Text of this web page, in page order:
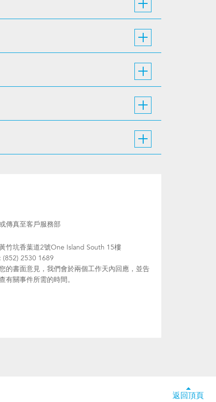
傳真至客戶服務部
竹坑香葉道2號One Island South 15樓
(852) 2530 1689
的書面意見，我們會於兩個工作天內回應，並告
有關事件所需的時間。
返回頂頁